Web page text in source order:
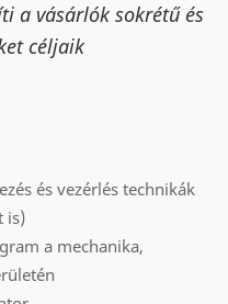
a vásárlók sokrétű és
céljaik
és vezérlés technikák
is)
a mechanika,